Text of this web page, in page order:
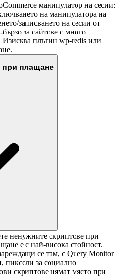
манипулатор на сесии:
на манипулатора на
записването на сесии от
за сайтове с много
Изисква плъгин wp-redis или
при плащане
ненужните скриптове при
е с най-висока стойност.
се там, с Query Monitor
пиксели за социално
скриптове нямат място при